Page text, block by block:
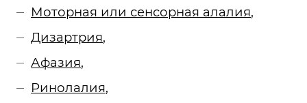
Моторная или сенсорная алалия,
Дизартрия,
Афазия,
Ринолалия,